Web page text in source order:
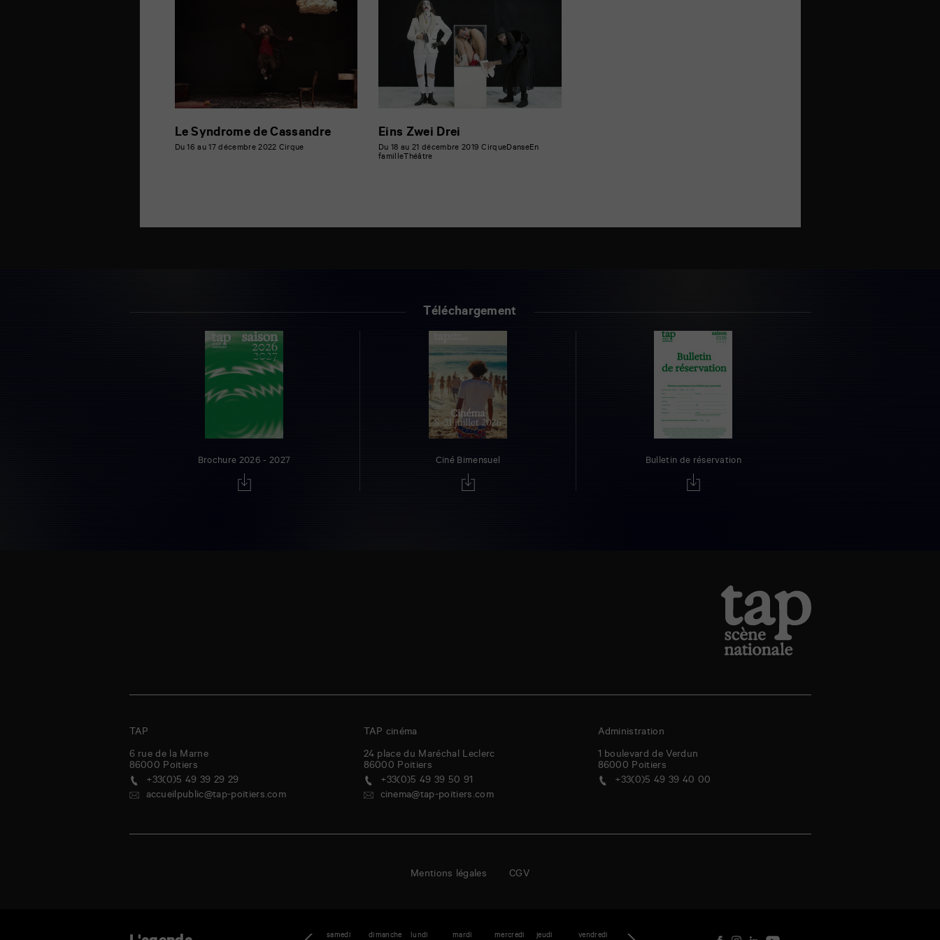
Le Syndrome de Cassandre
Du 16 au 17 décembre 2022 Cirque
Eins Zwei Drei
Du 18 au 21 décembre 2019CirqueDanseEn
famille Théâtre
Téléchargement
Brochure 2026 - 2027 Ciné Bimensuel Bulletin de réservation
TAP
6 rue de la Marne
86000 Poitiers
+33(0)5 49 39 29 29
accueilpublic@tap-poitiers.com
TAP cinéma
24 place du Maréchal Leclerc
86000 Poitiers
+33(0)5 49 39 50 91
cinema@tap-poitiers.com
Administration
1 boulevard de Verdun
86000 Poitiers
+33(0)5 49 39 40 00
Mentions légales CGV
lundi mardi vendredi samedi dimanche lundi mardi mercredi jeudi vendredi samedi lundi mardi